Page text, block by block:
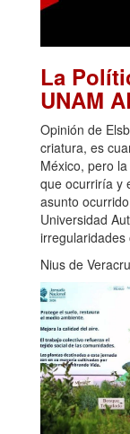
La
UNAM
Opinión de
criatura, es
México, pero
que ocurriría y
asunto
Universidad
Nius de